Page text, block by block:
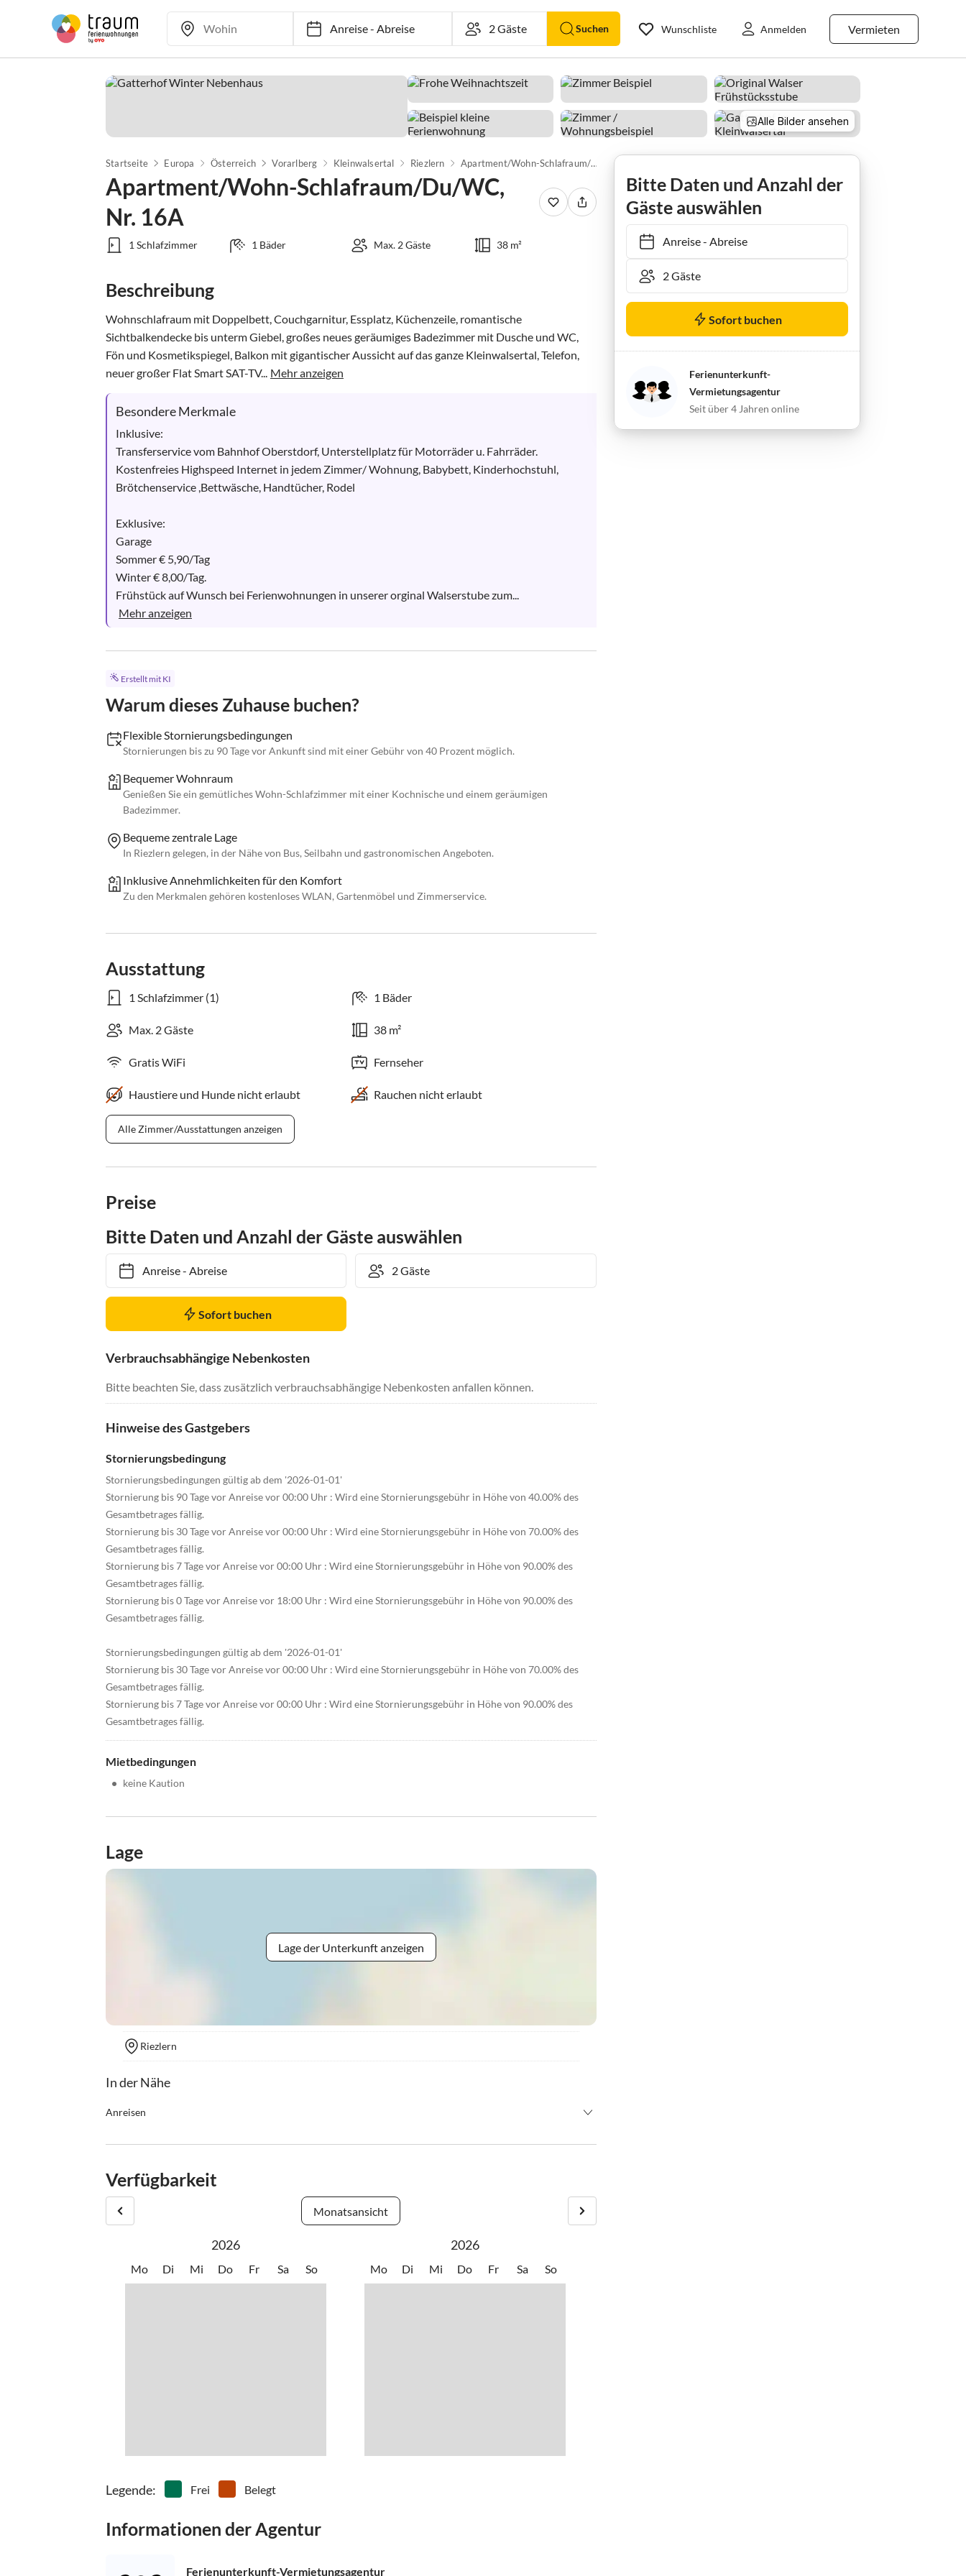
Anreise-Abreise Suchen Vermieten
Wunschliste Anmelden
Alle Bilder ansehen
Startseite Europa Österreich Vorarlberg Kleinwalsertal Riezlern Apartment/Wohn-Schlafraum/Du/WC, Nr. 16A
Apartment/Wohn-Schlafraum/Du/WC,
Nr. 16A
1 Schlafzimmer 1 Bäder Max. 2 Gäste 38 m²
Beschreibung
Wohnschlafraum mit Doppelbett, Couchgarnitur, Essplatz, Küchenzeile, romantische
Sichtbalkendecke bis unterm Giebel, großes neues geräumiges Badezimmer mit Dusche und WC,
Fön und Kosmetikspiegel, Balkon mit gigantischer Aussicht auf das ganze Kleinwalsertal, Telefon,
neuer großer Flat Smart SAT-TV... Mehr anzeigen
Besondere Merkmale
Inklusive:
Transferservice vom Bahnhof Oberstdorf, Unterstellplatz für Motorräder u. Fahrräder.
Kostenfreies Highspeed Internet in jedem Zimmer/ Wohnung, Babybett, Kinderhochstuhl,
Brötchenservice ,Bettwäsche, Handtücher, Rodel
Exklusive:
Garage
Sommer € 5,90/Tag
Winter € 8,00/Tag.
Frühstück auf Wunsch bei Ferienwohnungen in unserer orginal Walserstube zum...
Mehr anzeigen
Erstellt mit KI
Warum dieses Zuhause buchen?
Flexible Stornierungsbedingungen
Stornierungen bis zu 90 Tage vor Ankunft sind mit einer Gebühr von 40 Prozent möglich.
Bequemer Wohnraum
Genießen Sie ein gemütliches Wohn-Schlafzimmer mit einer Kochnische und einem geräumigen
Badezimmer.
Bequeme zentrale Lage
In Riezlern gelegen, in der Nähe von Bus, Seilbahn und gastronomischen Angeboten.
Inklusive Annehmlichkeiten für den Komfort
Zu den Merkmalen gehören kostenloses WLAN, Gartenmöbel und Zimmerservice.
Ausstattung
1 Schlafzimmer (1) 1 Bäder
Max. 2 Gäste 38 m²
Gratis WiFi Fernseher
Haustiere und Hunde nicht erlaubt Rauchen nicht erlaubt
Alle Zimmer/Ausstattungen anzeigen
Preise
Bitte Daten und Anzahl der Gäste auswählen
Anreise- Abreise
Sofort buchen
Verbrauchsabhängige Nebenkosten
Bitte beachten Sie, dass zusätzlich verbrauchsabhängige Nebenkosten anfallen können.
Hinweise des Gastgebers
Stornierungsbedingung
Stornierungsbedingungen gültig ab dem '2026-01-01'
Stornierung bis 90 Tage vor Anreise vor 00:00 Uhr : Wird eine Stornierungsgebühr in Höhe von 40.00% des
Gesamtbetrages fällig.
Stornierung bis 30 Tage vor Anreise vor 00:00 Uhr : Wird eine Stornierungsgebühr in Höhe von 70.00% des
Gesamtbetrages fällig.
Stornierung bis 7 Tage vor Anreise vor 00:00 Uhr : Wird eine Stornierungsgebühr in Höhe von 90.00% des
Gesamtbetrages fällig.
Stornierung bis 0 Tage vor Anreise vor 18:00 Uhr : Wird eine Stornierungsgebühr in Höhe von 90.00% des
Gesamtbetrages fällig.
Stornierungsbedingungen gültig ab dem '2026-01-01'
Stornierung bis 30 Tage vor Anreise vor 00:00 Uhr : Wird eine Stornierungsgebühr in Höhe von 70.00% des
Gesamtbetrages fällig.
Stornierung bis 7 Tage vor Anreise vor 00:00 Uhr : Wird eine Stornierungsgebühr in Höhe von 90.00% des
Gesamtbetrages fällig.
Mietbedingungen
• keine Kaution
Lage
Lage der Unterkunft anzeigen
Riezlern
In der Nähe
Anreisen
Alte Schwendestraße, nach 150m Abzweigung links Richtung Kurpark in die Engelbert-Kessler Str. 13
Verfügbarkeit
Monatsansicht
2026
Mo Di Mi Do Fr Sa So
2026
Mo Di Mi Do Fr Sa So
Legende: Frei Belegt
Informationen der Agentur
Ferienunterkunft-Vermietungsagentur
Bitte Daten und Anzahl der
Gäste auswählen
Anreise- Abreise
Sofort buchen
Ferienunterkunft-
Vermietungsagentur
Seit über 4 Jahren online